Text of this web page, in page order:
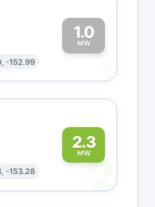
-152.99
1.0
MW1
-153.28
2.3
MW2